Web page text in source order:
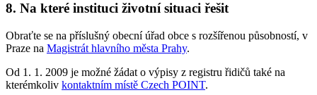
8. Na které instituci životní situaci řešit
Obraťte se na příslušný obecní úřad obce s rozšířenou působností, v
Praze na Magistrát hlavního města Prahy.
Od 1. 1. 2009 je možné žádat o výpisy z registru řidičů také na
kterémkoliv kontaktním místě Czech POINT.